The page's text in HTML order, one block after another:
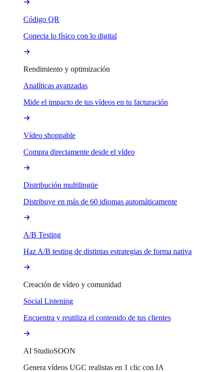
Código QR
Conecta lo físico con lo digital
Rendimiento y optimización
Analíticas avanzadas
Mide el impacto de tus vídeos en tu facturación
Vídeo shoppable
Compra directamente desde el vídeo
Distribución multilingüe
Distribuye en más de 60 idiomas automáticamente
A/B Testing
Haz A/B testing de distintas estrategias de forma nativa
Creación de vídeo y comunidad
Social Listening
Encuentra y reutiliza el contenido de tus clientes
AI StudioSOON
Genera vídeos UGC realistas en 1 clic con IA